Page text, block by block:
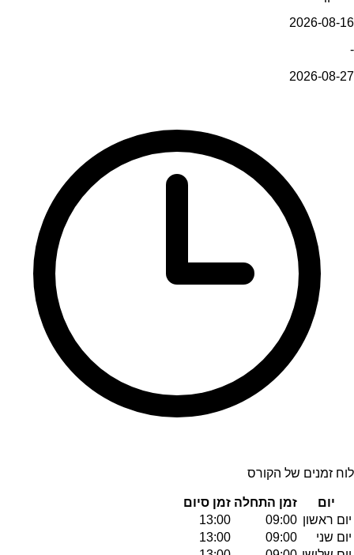
2026-08-16
-
2026-08-27
לוח זמנים של הקורס
יום זמן התחלה זמן סיום
יום ראשון 09:00
13:00
יום שני
09:00
13:00